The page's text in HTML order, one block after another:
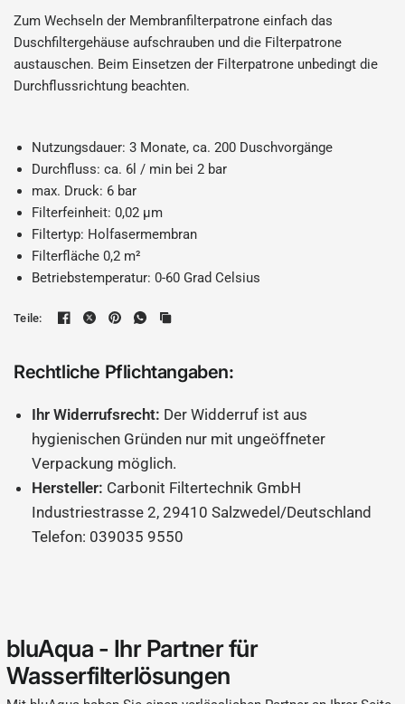
Zum Wechseln der Membranfilterpatrone einfach das
Duschfiltergehäuse aufschrauben und die Filterpatrone
austauschen. Beim Einsetzen der Filterpatrone unbedingt die
Durchflussrichtung beachten.
Nutzungsdauer: 3 Monate, ca. 200 Duschvorgänge
Durchfluss: ca. 6l / min bei 2 bar
max. Druck: 6 bar
Filterfeinheit: 0,02 µm
Filtertyp: Holfasermembran
Filterfläche 0,2 m²
Betriebstemperatur: 0-60 Grad Celsius
Teile:
Rechtliche Pflichtangaben:
Ihr Widerrufsrecht: Der Widderruf ist aus
hygienischen Gründen nur mit ungeöffneter
Verpackung möglich.
Hersteller: Carbonit Filtertechnik GmbH
Industriestrasse 2, 29410 Salzwedel/Deutschland
Telefon: 039035 9550
bluAqua - Ihr Partner für
Wasserfilterlösungen